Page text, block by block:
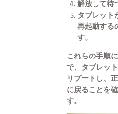
解放して待
タブレット
再起動する
す。
これらの手順
で、タブレッ
リブートし、
に戻ることを
す。